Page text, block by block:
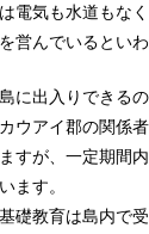
電気も水道もなく
営んでいるといわ
に出入りできるの
ウアイ郡の関係者
すが、一定期間内
ます。
礎教育は島内で受